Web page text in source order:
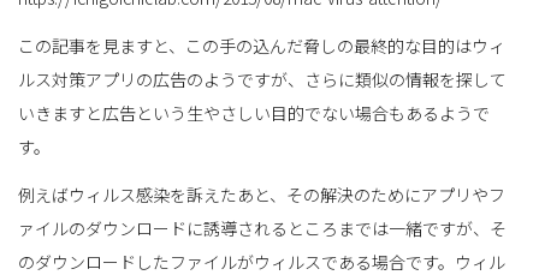
この記事を見ますと、この手の込んだ脅しの最終的な目的はウィ
ルス対策アプリの広告のようですが、さらに類似の情報を探して
いきますと広告という生やさしい目的でない場合もあるようで
す。
例えばウィルス感染を訴えたあと、その解決のためにアプリやフ
ァイルのダウンロードに誘導されるところまでは一緒ですが、そ
のダウンロードしたファイルがウィルスである場合です。ウィル